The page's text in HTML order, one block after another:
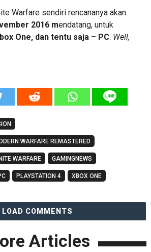
Warfare sendiri rencananya akan
2016 mendatang, untuk
One, dan tentu saja – PC. Well,
WARFARE REMASTERED
WARFARE GAMINGNEWS
PLAYSTATION 4 XBOX ONE
LOAD COMMENTS
Articles